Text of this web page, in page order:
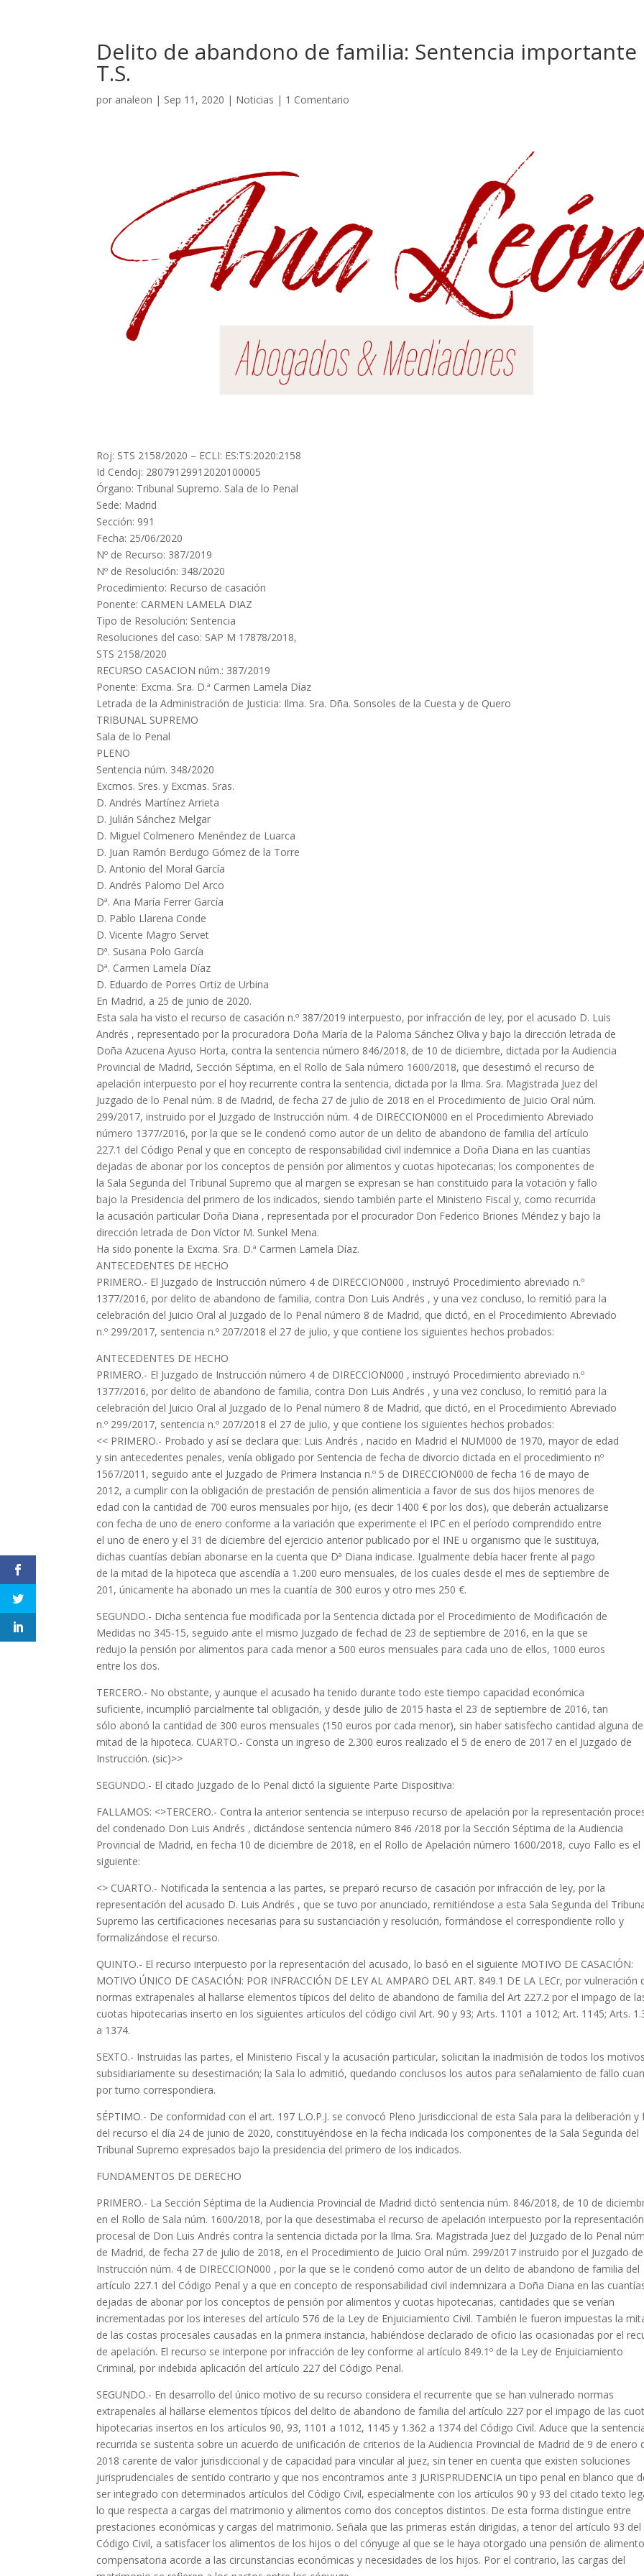
Delito de abandono de familia: Sentencia importante
T.S.
por analeon | Sep 11, 2020 | Noticias | 1 Comentario
Roj: STS 2158/2020 – ECLI: ES:TS:2020:2158
Id Cendoj: 28079129912020100005
Órgano: Tribunal Supremo. Sala de lo Penal
Sede: Madrid
Sección: 991
Fecha: 25/06/2020
Nº de Recurso: 387/2019
Nº de Resolución: 348/2020
Procedimiento: Recurso de casación
Ponente: CARMEN LAMELA DIAZ
Tipo de Resolución: Sentencia
Resoluciones del caso: SAP M 17878/2018,
STS 2158/2020
RECURSO CASACION núm.: 387/2019
Ponente: Excma. Sra. D.ª Carmen Lamela Díaz
Letrada de la Administración de Justicia: Ilma. Sra. Dña. Sonsoles de la Cuesta y de Quero
TRIBUNAL SUPREMO
Sala de lo Penal
PLENO
Sentencia núm. 348/2020
Excmos. Sres. y Excmas. Sras.
D. Andrés Martínez Arrieta
D. Julián Sánchez Melgar
D. Miguel Colmenero Menéndez de Luarca
D. Juan Ramón Berdugo Gómez de la Torre
D. Antonio del Moral García
D. Andrés Palomo Del Arco
Dª. Ana María Ferrer García
D. Pablo Llarena Conde
D. Vicente Magro Servet
Dª. Susana Polo García
Dª. Carmen Lamela Díaz
D. Eduardo de Porres Ortiz de Urbina
En Madrid, a 25 de junio de 2020.
Esta sala ha visto el recurso de casación n.º 387/2019 interpuesto, por infracción de ley, por el acusado D. Luis
Andrés , representado por la procuradora Doña María de la Paloma Sánchez Oliva y bajo la dirección letrada de
Doña Azucena Ayuso Horta, contra la sentencia número 846/2018, de 10 de diciembre, dictada por la Audiencia
Provincial de Madrid, Sección Séptima, en el Rollo de Sala número 1600/2018, que desestimó el recurso de
apelación interpuesto por el hoy recurrente contra la sentencia, dictada por la Ilma. Sra. Magistrada Juez del
Juzgado de lo Penal núm. 8 de Madrid, de fecha 27 de julio de 2018 en el Procedimiento de Juicio Oral núm.
299/2017, instruido por el Juzgado de Instrucción núm. 4 de DIRECCION000 en el Procedimiento Abreviado
número 1377/2016, por la que se le condenó como autor de un delito de abandono de familia del artículo
227.1 del Código Penal y que en concepto de responsabilidad civil indemnice a Doña Diana en las cuantías
dejadas de abonar por los conceptos de pensión por alimentos y cuotas hipotecarias; los componentes de
la Sala Segunda del Tribunal Supremo que al margen se expresan se han constituido para la votación y fallo
bajo la Presidencia del primero de los indicados, siendo también parte el Ministerio Fiscal y, como recurrida
la acusación particular Doña Diana , representada por el procurador Don Federico Briones Méndez y bajo la
dirección letrada de Don Víctor M. Sunkel Mena.
Ha sido ponente la Excma. Sra. D.ª Carmen Lamela Díaz.
ANTECEDENTES DE HECHO
PRIMERO.- El Juzgado de Instrucción número 4 de DIRECCION000 , instruyó Procedimiento abreviado n.º
1377/2016, por delito de abandono de familia, contra Don Luis Andrés , y una vez concluso, lo remitió para la
celebración del Juicio Oral al Juzgado de lo Penal número 8 de Madrid, que dictó, en el Procedimiento Abreviado
n.º 299/2017, sentencia n.º 207/2018 el 27 de julio, y que contiene los siguientes hechos probados:
ANTECEDENTES DE HECHO
PRIMERO.- El Juzgado de Instrucción número 4 de DIRECCION000 , instruyó Procedimiento abreviado n.º
1377/2016, por delito de abandono de familia, contra Don Luis Andrés , y una vez concluso, lo remitió para la
celebración del Juicio Oral al Juzgado de lo Penal número 8 de Madrid, que dictó, en el Procedimiento Abreviado
n.º 299/2017, sentencia n.º 207/2018 el 27 de julio, y que contiene los siguientes hechos probados:
<< PRIMERO.- Probado y así se declara que: Luis Andrés , nacido en Madrid el NUM000 de 1970, mayor de edad
y sin antecedentes penales, venía obligado por Sentencia de fecha de divorcio dictada en el procedimiento nº
1567/2011, seguido ante el Juzgado de Primera Instancia n.º 5 de DIRECCION000 de fecha 16 de mayo de
2012, a cumplir con la obligación de prestación de pensión alimenticia a favor de sus dos hijos menores de
edad con la cantidad de 700 euros mensuales por hijo, (es decir 1400 € por los dos), que deberán actualizarse
con fecha de uno de enero conforme a la variación que experimente el IPC en el período comprendido entre
el uno de enero y el 31 de diciembre del ejercicio anterior publicado por el INE u organismo que le sustituya,
dichas cuantías debían abonarse en la cuenta que Dª Diana indicase. Igualmente debía hacer frente al pago
de la mitad de la hipoteca que ascendía a 1.200 euro mensuales, de los cuales desde el mes de septiembre de
201, únicamente ha abonado un mes la cuantía de 300 euros y otro mes 250 €.
SEGUNDO.- Dicha sentencia fue modificada por la Sentencia dictada por el Procedimiento de Modificación de
Medidas no 345-15, seguido ante el mismo Juzgado de fechad de 23 de septiembre de 2016, en la que se
redujo la pensión por alimentos para cada menor a 500 euros mensuales para cada uno de ellos, 1000 euros
entre los dos.
TERCERO.- No obstante, y aunque el acusado ha tenido durante todo este tiempo capacidad económica
suficiente, incumplió parcialmente tal obligación, y desde julio de 2015 hasta el 23 de septiembre de 2016, tan
sólo abonó la cantidad de 300 euros mensuales (150 euros por cada menor), sin haber satisfecho cantidad alguna
mitad de la hipoteca. CUARTO.- Consta un ingreso de 2.300 euros realizado el 5 de enero de 2017 en el Juzgado de
Instrucción. (sic)>>
SEGUNDO.- El citado Juzgado de lo Penal dictó la siguiente Parte Dispositiva:
FALLAMOS: <>TERCERO.- Contra la anterior sentencia se interpuso recurso de apelación por la representación
del condenado Don Luis Andrés , dictándose sentencia número 846 /2018 por la Sección Séptima de la Audiencia
Provincial de Madrid, en fecha 10 de diciembre de 2018, en el Rollo de Apelación número 1600/2018, cuyo Fallo es el
siguiente:
<> CUARTO.- Notificada la sentencia a las partes, se preparó recurso de casación por infracción de ley, por la
representación del acusado D. Luis Andrés , que se tuvo por anunciado, remitiéndose a esta Sala Segunda del
Supremo las certificaciones necesarias para su sustanciación y resolución, formándose el correspondiente rollo y
formalizándose el recurso.
QUINTO.- El recurso interpuesto por la representación del acusado, lo basó en el siguiente MOTIVO DE CASACIÓN:
MOTIVO ÚNICO DE CASACIÓN: POR INFRACCIÓN DE LEY AL AMPARO DEL ART. 849.1 DE LA LECr, por vulneración
normas extrapenales al hallarse elementos típicos del delito de abandono de familia del Art 227.2 por el impago de
cuotas hipotecarias inserto en los siguientes artículos del código civil Art. 90 y 93; Arts. 1101 a 1012; Art. 1145; Arts.
a 1374.
SEXTO.- Instruidas las partes, el Ministerio Fiscal y la acusación particular, solicitan la inadmisión de todos los
subsidiariamente su desestimación; la Sala lo admitió, quedando conclusos los autos para señalamiento de fallo
por turno correspondiera.
SÉPTIMO.- De conformidad con el art. 197 L.O.P.J. se convocó Pleno Jurisdiccional de esta Sala para la deliberación y
del recurso el día 24 de junio de 2020, constituyéndose en la fecha indicada los componentes de la Sala Segunda del
Tribunal Supremo expresados bajo la presidencia del primero de los indicados.
FUNDAMENTOS DE DERECHO
PRIMERO.- La Sección Séptima de la Audiencia Provincial de Madrid dictó sentencia núm. 846/2018, de 10 de
en el Rollo de Sala núm. 1600/2018, por la que desestimaba el recurso de apelación interpuesto por la representación
procesal de Don Luis Andrés contra la sentencia dictada por la Ilma. Sra. Magistrada Juez del Juzgado de lo Penal
de Madrid, de fecha 27 de julio de 2018, en el Procedimiento de Juicio Oral núm. 299/2017 instruido por el Juzgado de
Instrucción núm. 4 de DIRECCION000 , por la que se le condenó como autor de un delito de abandono de familia del
artículo 227.1 del Código Penal y a que en concepto de responsabilidad civil indemnizara a Doña Diana en las
dejadas de abonar por los conceptos de pensión por alimentos y cuotas hipotecarias, cantidades que se verían
incrementadas por los intereses del artículo 576 de la Ley de Enjuiciamiento Civil. También le fueron impuestas la
de las costas procesales causadas en la primera instancia, habiéndose declarado de oficio las ocasionadas por el
de apelación. El recurso se interpone por infracción de ley conforme al artículo 849.1º de la Ley de Enjuiciamiento
Criminal, por indebida aplicación del artículo 227 del Código Penal.
SEGUNDO.- En desarrollo del único motivo de su recurso considera el recurrente que se han vulnerado normas
extrapenales al hallarse elementos típicos del delito de abandono de familia del artículo 227 por el impago de las
hipotecarias insertos en los artículos 90, 93, 1101 a 1012, 1145 y 1.362 a 1374 del Código Civil. Aduce que la
recurrida se sustenta sobre un acuerdo de unificación de criterios de la Audiencia Provincial de Madrid de 9 de enero
2018 carente de valor jurisdiccional y de capacidad para vincular al juez, sin tener en cuenta que existen soluciones
jurisprudenciales de sentido contrario y que nos encontramos ante 3 JURISPRUDENCIA un tipo penal en blanco que
ser integrado con determinados artículos del Código Civil, especialmente con los artículos 90 y 93 del citado texto
lo que respecta a cargas del matrimonio y alimentos como dos conceptos distintos. De esta forma distingue entre
prestaciones económicas y cargas del matrimonio. Señala que las primeras están dirigidas, a tenor del artículo 93 del
Código Civil, a satisfacer los alimentos de los hijos o del cónyuge al que se le haya otorgado una pensión de
compensatoria acorde a las circunstancias económicas y necesidades de los hijos. Por el contrario, las cargas del